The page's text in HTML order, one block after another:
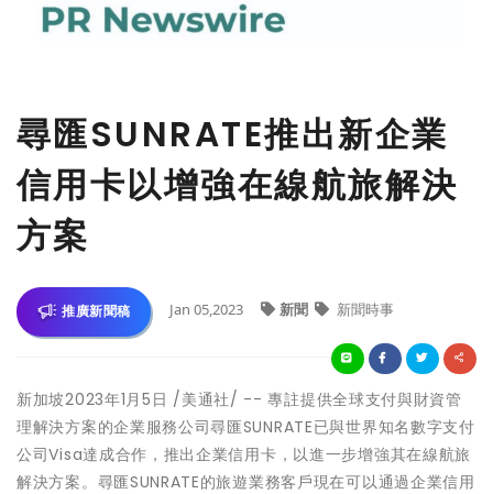
尋匯SUNRATE推出新企業
信用卡以增強在線航旅解決
方案
推廣新聞稿 Jan 05,2023 新聞 新聞時事
新加坡2023年1月5日 /美通社/ -- 專註提供全球支付與財資管
理解決方案的企業服務公司尋匯SUNRATE已與世界知名數字支付
公司Visa達成合作，推出企業信用卡，以進一步增強其在線航旅
解決方案。尋匯SUNRATE的旅遊業務客戶現在可以通過企業信用